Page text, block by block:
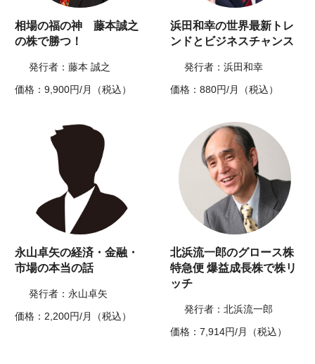
相場の福の神 藤本誠之
の株で勝つ！
発行者：藤本 誠之
価格：9,900円/月（税込）
浜田和幸の世界最新トレ
ンドとビジネスチャンス
発行者：浜田和幸
価格：880円/月（税込）
永山卓矢の経済・金融・
市場の本当の話
発行者：永山卓矢
価格：2,200円/月（税込）
北浜流一郎のグロース株
特急便 爆益成長株で株リ
ッチ
発行者：北浜流一郎
価格：7,914円/月（税込）